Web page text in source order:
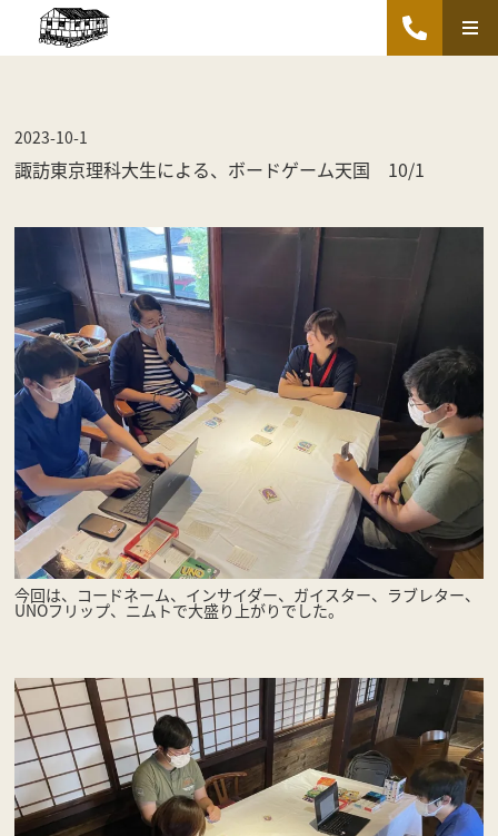
2023-10-1
諏訪東京理科大生による、ボードゲーム天国 10/1
今回は、コードネーム、インサイダー、ガイスター、ラブレター、
UNOフリップ、ニムトで大盛り上がりでした。